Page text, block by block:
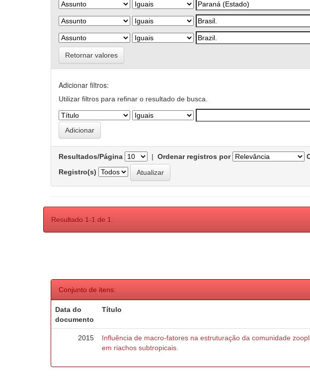
Retornar valores
Adicionar filtros:
Utilizar filtros para refinar o resultado de busca.
Resultados/Página | Ordenar registros por
Registro(s)
Resultado 1-1 de 1.
Conjunto de itens:
Data do
documento
Título
2015
Influência de macro-fatores na estruturação da comunidade
em riachos subtropicais.